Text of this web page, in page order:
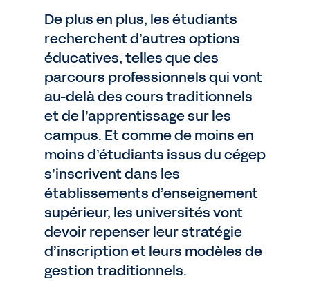
De plus en plus, les étudiants
recherchent d’autres options
éducatives, telles que des
parcours professionnels qui vont
au-delà des cours traditionnels
et de l’apprentissage sur les
campus. Et comme de moins en
moins d’étudiants issus du cégep
s’inscrivent dans les
établissements d’enseignement
supérieur, les universités vont
devoir repenser leur stratégie
d’inscription et leurs modèles de
gestion traditionnels.